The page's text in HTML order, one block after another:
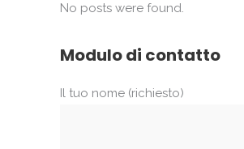
No posts were found.
Modulo di contatto
Il tuo nome (richiesto)